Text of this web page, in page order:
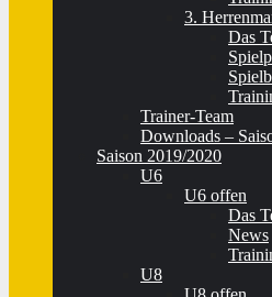
3.
Das
Trainer-Team
Downloads –
Saison 2019/2020
U6
U6 offen
Das
News
U8